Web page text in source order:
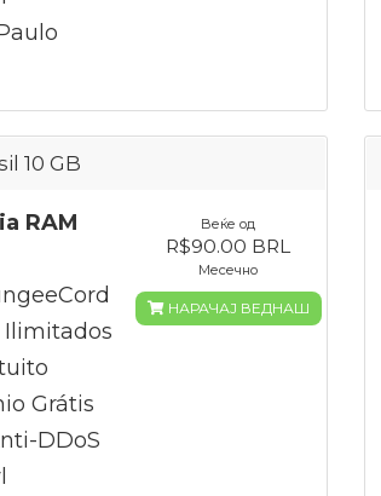
10 GB
RAM
Grátis
DDoS
Веќе од
R$90.00 BRL
Месечно
НАРАЧАЈ ВЕДНАШ